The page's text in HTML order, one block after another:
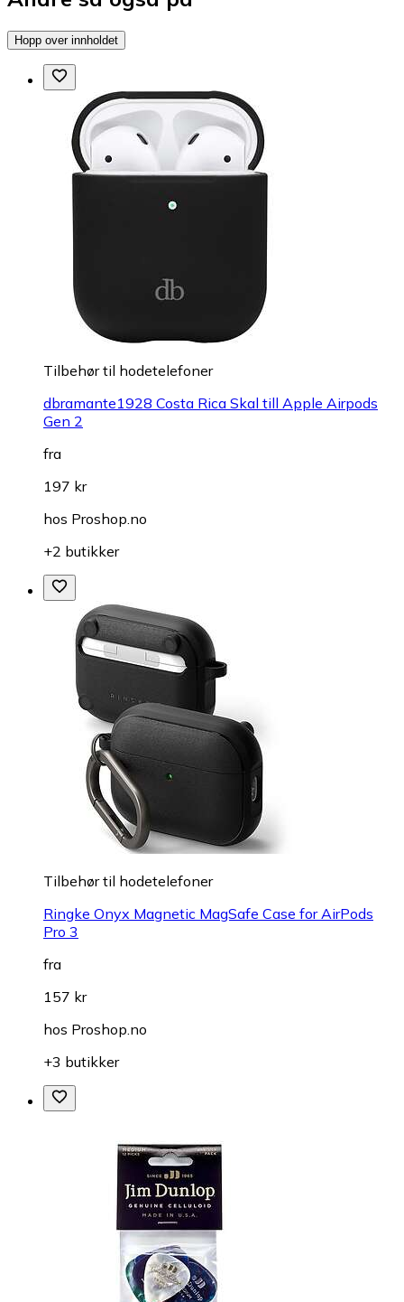
Hopp over innholdet
Tilbehør til hodetelefoner
dbramante1928 Costa Rica Skal till Apple Airpods
Gen 2
fra
197 kr
hos Proshop.no
+2 butikker
Tilbehør til hodetelefoner
Ringke Onyx Magnetic MagSafe Case for AirPods
Pro 3
fra
157 kr
hos Proshop.no
+3 butikker